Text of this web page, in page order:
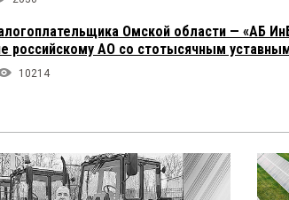
Омской области — «АБ
российскому АО со стотысячным
10214